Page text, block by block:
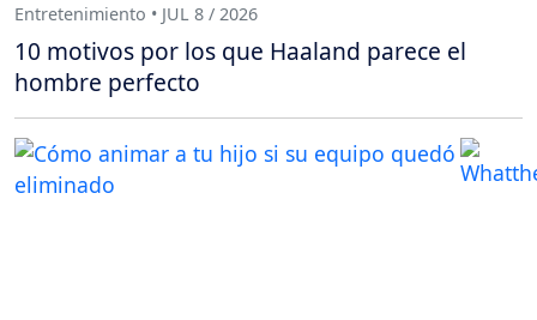
Entretenimiento • JUL 8 / 2026
10 motivos por los que Haaland parece el
hombre perfecto